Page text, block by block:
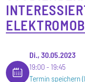
Di., 30.05.2023
19:00
19:45
Termin speichern